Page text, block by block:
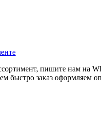
пишите нам на
быстро заказ оформляем